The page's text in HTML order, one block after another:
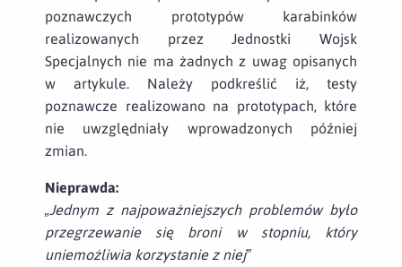
poznawczych prototypów karabinków
realizowanych przez Jednostki Wojsk
Specjalnych nie ma żadnych z uwag opisanych
w artykule. Należy podkreślić iż, testy
poznawcze realizowano na prototypach, które
nie uwzględniały wprowadzonych później
zmian.
Nieprawda:
„Jednym z najpoważniejszych problemów było
przegrzewanie się broni w stopniu, który
uniemożliwia korzystanie z niej”